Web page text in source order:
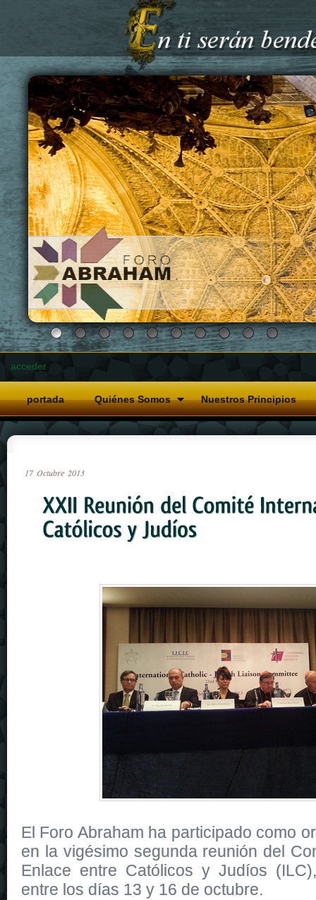
acceder
portada Quiénes Somos Nuestros Principios
17 Octubre 2013
El Foro Abraham ha participado como
en la vigésimo segunda reunión del
Enlace entre Católicos y Judíos
entre los días 13 y 16 de octubre.